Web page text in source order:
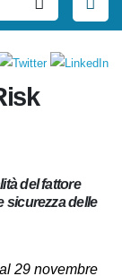
del fattore
sicurezza delle
29 novembre